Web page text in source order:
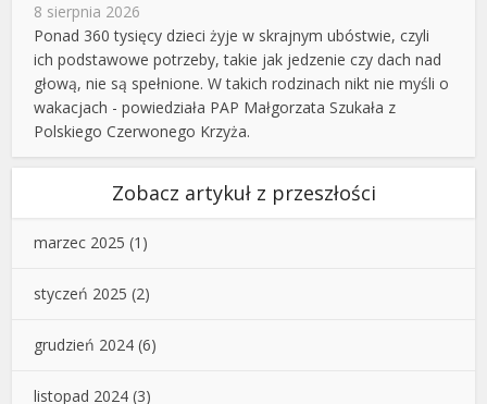
8 sierpnia 2026
Ponad 360 tysięcy dzieci żyje w skrajnym ubóstwie, czyli
ich podstawowe potrzeby, takie jak jedzenie czy dach nad
głową, nie są spełnione. W takich rodzinach nikt nie myśli o
wakacjach - powiedziała PAP Małgorzata Szukała z
Polskiego Czerwonego Krzyża.
Zobacz artykuł z przeszłości
marzec 2025 (1)
styczeń 2025 (2)
grudzień 2024 (6)
listopad 2024 (3)